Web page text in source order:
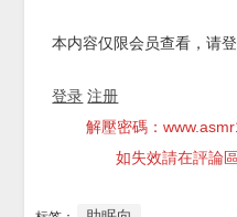
本内容仅限会员查看，请登
登录 注册
解壓密碼：
如失效請在評論